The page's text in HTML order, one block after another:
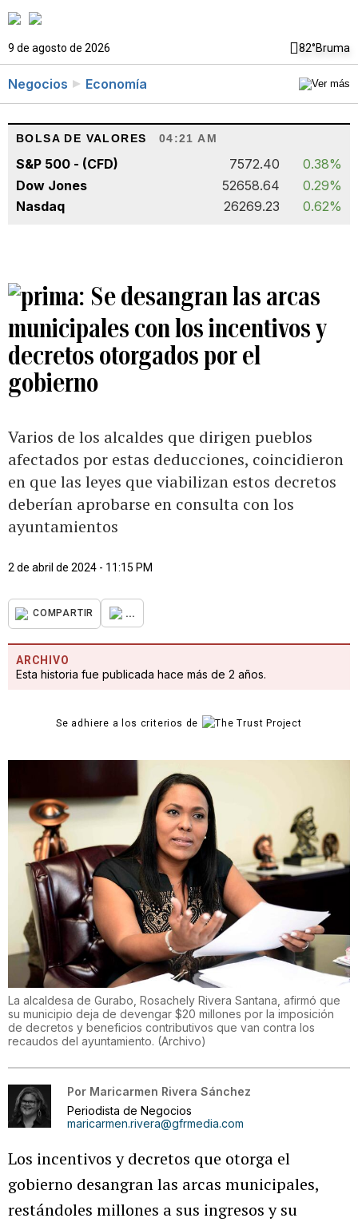
9 de agosto de 2026 82°Bruma
Negocios Economía
BOLSA DE VALORES 04:21 AM
S&P 500 - (CFD) 7572.40
0.38%
Dow Jones
52658.64
0.29%
Nasdaq
26269.23 0.62%
Se desangran las arcas
municipales con los incentivos y
decretos otorgados por el
gobierno
Varios de los alcaldes que dirigen pueblos
afectados por estas deducciones, coincidieron
en que las leyes que viabilizan estos decretos
deberían aprobarse en consulta con los
ayuntamientos
2 de abril de 2024 - 11:15 PM
COMPARTIR ...
ARCHIVO
Esta historia fue publicada hace más de 2 años.
Se adhiere a los criterios de
La alcaldesa de Gurabo, Rosachely Rivera Santana, afirmó que
su municipio deja de devengar $20 millones por la imposición
de decretos y beneficios contributivos que van contra los
recaudos del ayuntamiento. (Archivo)
Por Maricarmen Rivera Sánchez
Periodista de Negocios
maricarmen.rivera@gfrmedia.com
Los incentivos y decretos que otorga el
gobierno desangran las arcas municipales,
restándoles millones a sus ingresos y su